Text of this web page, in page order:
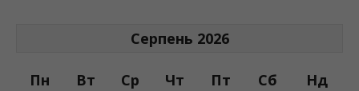
Серпень 2026
Пн Вт Ср Чт Пт Сб Нд